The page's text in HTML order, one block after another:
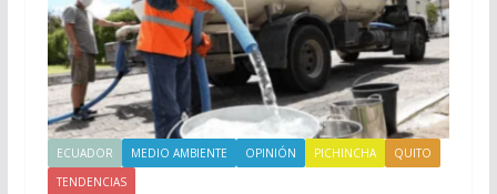
ECUADOR MEDIO AMBIENTE OPINIÓN PICHINCHA
QUITO
TENDENCIAS